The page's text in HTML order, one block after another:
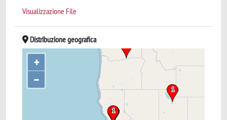
Visualizzazione File
Distribuzione geografica
+
–